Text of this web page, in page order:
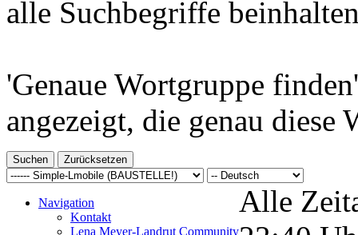
alle Suchbegriffe
'Genaue Wortgruppe
angezeigt, die genau diese
Navigation
Kontakt
Lena Meyer-Landrut Community
Alle